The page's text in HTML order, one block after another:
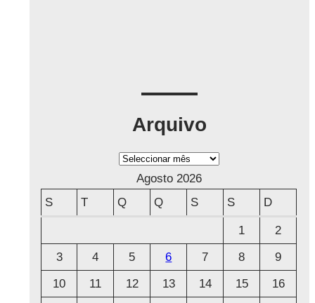
Arquivo
A
q
Agosto 2026
S
T Q Q S S D
1
2
3
4 5 6 7 8
9
10
11 12 13 14 15
16